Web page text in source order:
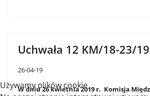
Uchwała 12 KM/18-23/19
26-04-19
W dniu 26 kwietnia 2019 r. Komisja
Używamy plików cookie